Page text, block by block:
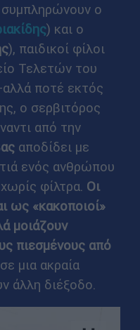
ο
) και ο
), παιδικοί φίλοι
Τελετών του
ποτέ εκτός
ο σερβιτόρος
από την
αποδίδει με
ενός ανθρώπου
φίλτρα. Οι
ως «κακοποιοί»
μοιάζουν
πιεσμένους από
μια ακραία
άλλη διέξοδο.